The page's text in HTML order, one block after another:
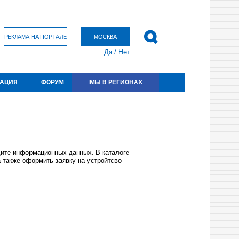
РЕКЛАМА НА ПОРТАЛЕ МОСКВА
Да/ Нет
ФОРУМ МЫ В РЕГИОНАХ
информационных данных. В каталоге
оформить заявку на устройтсво